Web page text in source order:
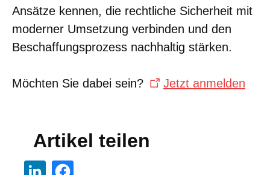
Ansätze kennen, die rechtliche Sicherheit mit
moderner Umsetzung verbinden und den
Beschaffungsprozess nachhaltig stärken.
Möchten Sie dabei sein? Jetzt anmelden
Artikel teilen